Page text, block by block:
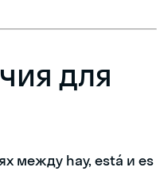
для
между hay, está и es